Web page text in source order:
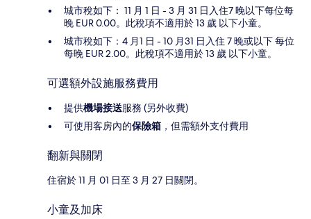
城市稅如下： 11 月 1 日 - 3 月 31 日入住7 晚以下每位每
晚 EUR 0.00。此稅項不適用於 13 歲 以下小童。
城市稅如下：4 月1 日 - 10 月31 日入住 7 晚或以下 每位
每晚 EUR 2.00。此稅項不適用於 13 歲 以下小童。
可選額外設施服務費用
提供機場接送服務 (另外收費)
可使用客房內的保險箱 ，但需額外支付費用
翻新與關閉
住宿於 11 月 01 日至 3 月 27 日關閉。
小童及加床